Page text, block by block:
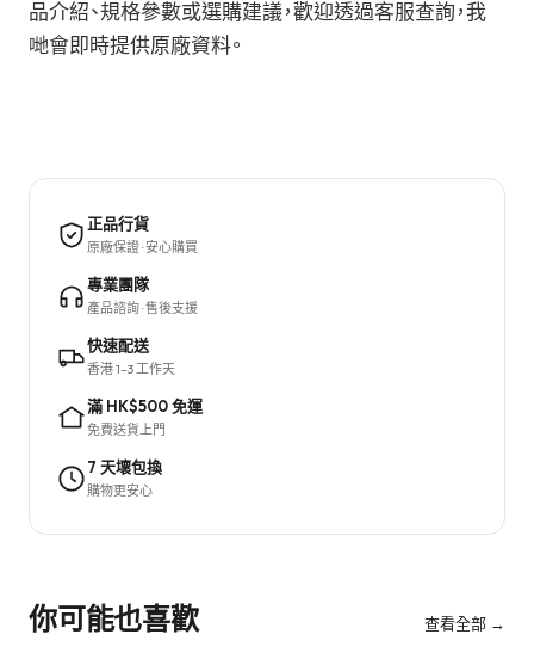
品介紹、規格參數或選購建議，歡迎透過客服查詢，我
哋會即時提供原廠資料。
正品行貨
原廠保證 · 安心購買
專業團隊
產品諮詢 · 售後支援
快速配送
香港 1–3 工作天
滿 HK$500 免運
免費送貨上門
7 天壞包換
購物更安心
你可能也喜歡 查看全部 →